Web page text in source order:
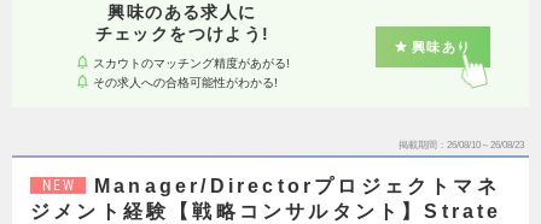
興味のある求人に
チェックをつけよう!
スカウトのマッチング精度があがる!
その求人への合格可能性がわかる!
興味あり
掲載期間 26/08/10～26/08/23
NEW
Manager/Directorプロジェクトマネ
ジメント経験【戦略コンサルタント】Strate